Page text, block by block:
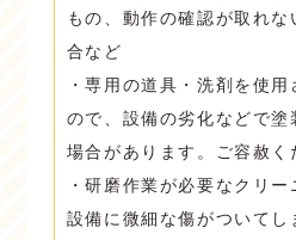
もの、動作の確認が取れ
合など
・専用の道具・洗剤を使
ので、設備の劣化などで塗
場合があります。ご容赦く
・研磨作業が必要なクリ
設備に微細な傷がついてし